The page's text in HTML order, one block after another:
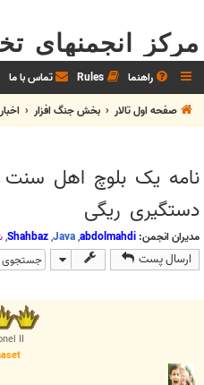
مرکز انجمنهای
راهنما Rules تماس با ما
صفحه اول تالار
بخش جنگ افزار
دستگیری ریگی
مدیران انجمن: abdolmahdi
,
Java
,
Shahbaz
,
ارسال پست
II